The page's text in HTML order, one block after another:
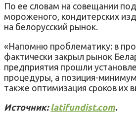
По ее словам на совещании
мороженого, кондитерских
на белорусский рынок.
«Напомню проблематику: в
фактически закрыл рынок
предприятия прошли
процедуры, а позиция-минимум
также оптимизация сроков их
Источник: latifundist.com.